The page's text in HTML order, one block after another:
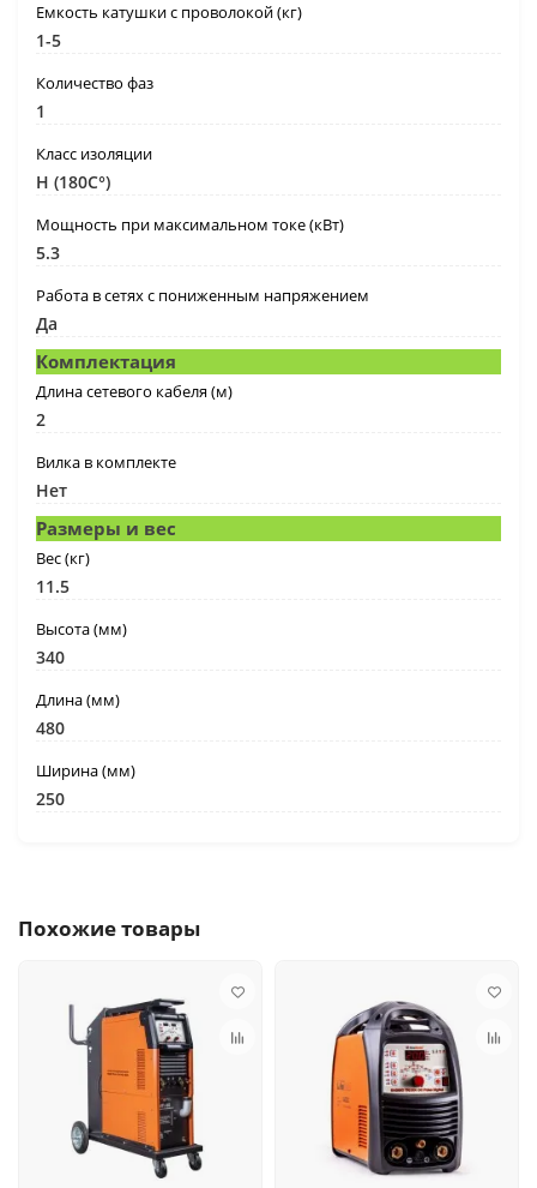
Емкость катушки с проволокой (кг)
1-5
Количество фаз
1
Класс изоляции
H (180C°)
Мощность при максимальном токе (кВт)
5.3
Работа в сетях с пониженным напряжением
Да
Комплектация
Длина сетевого кабеля (м)
2
Вилка в комплекте
Нет
Размеры и вес
Вес (кг)
11.5
Высота (мм)
340
Длина (мм)
480
Ширина (мм)
250
Похожие товары